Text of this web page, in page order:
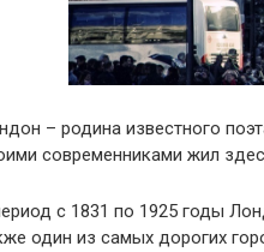
– родина известного
современниками жил
с 1831 по 1925 годы
один из самых дорогих